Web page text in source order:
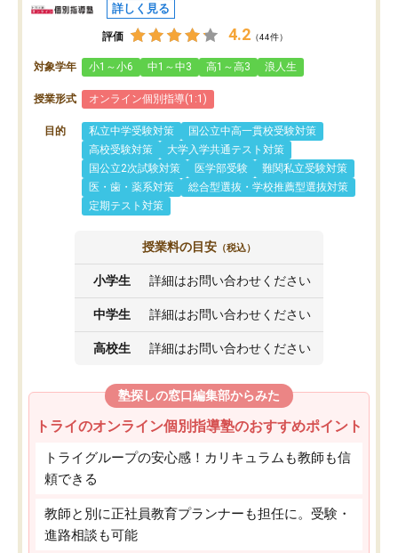
詳しく見る
評価 4.2 （44件）
対象学年 小1～小6 中1～中3 高1～高3 浪人生
授業形式 オンライン個別指導(1:1)
目的 私立中学受験対策
国公立中高一貫校受験対策
高校受験対策
大学入学共通テスト対策
国公立2次試験対策
医学部受験
難関私立受験対策
医・歯・薬系対策
総合型選抜・学校推薦型選抜対策
定期テスト対策
授業料の目安 （税込）
小学生 詳細はお問い合わせください
中学生 詳細はお問い合わせください
高校生 詳細はお問い合わせください
塾探しの窓口編集部からみた
トライのオンライン個別指導塾のおすすめポイント
トライグループの安心感！カリキュラムも教師も信
頼できる
教師と別に正社員教育プランナーも担任に。受験・
進路相談も可能